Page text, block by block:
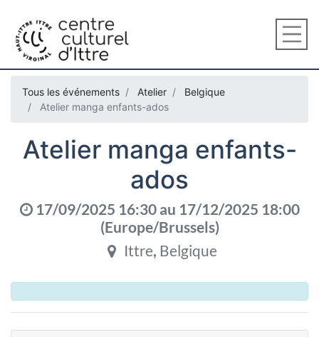
Tous les événements Atelier
Belgique
Atelier manga enfants-ados
Atelier manga enfants-
ados
17/09/2025 16:30au 17/12/2025 18:00
(Europe/Brussels)
Ittre, Belgique